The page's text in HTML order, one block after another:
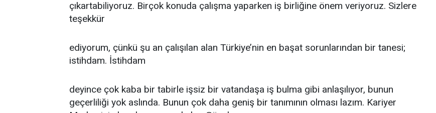
çıkartabiliyoruz. Birçok konuda çalışma yaparken iş birliğine önem veriyoruz. Sizlere
teşekkür
ediyorum, çünkü şu an çalışılan alan Türkiye’nin en başat sorunlarından bir tanesi;
istihdam. İstihdam
deyince çok kaba bir tabirle işsiz bir vatandaşa iş bulma gibi anlaşılıyor, bunun
geçerliliği yok aslında. Bunun çok daha geniş bir tanımının olması lazım. Kariyer